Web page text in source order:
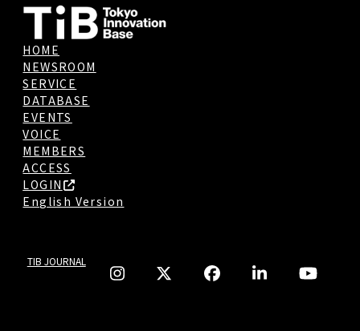
HOME
NEWSROOM
SERVICE
DATABASE
EVENTS
VOICE
MEMBERS
ACCESS
LOGIN
English Version
TIB JOURNAL